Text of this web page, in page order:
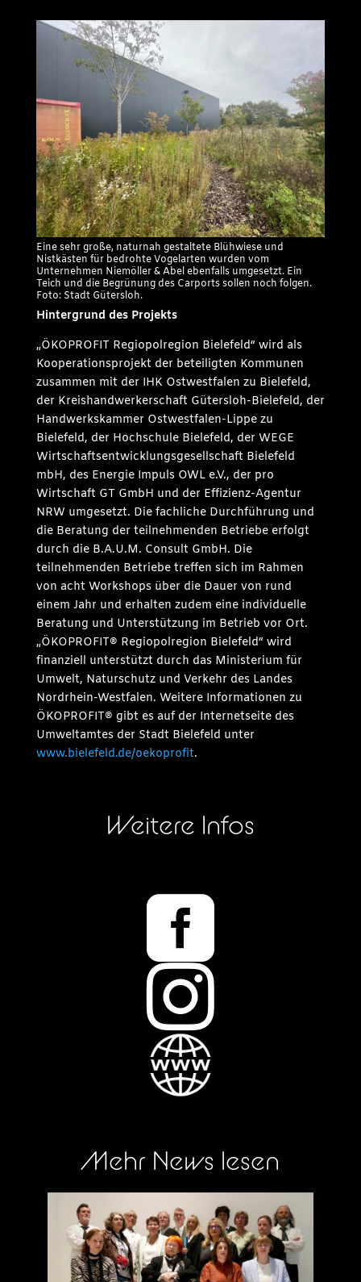
Eine sehr große, naturnah gestaltete Blühwiese und
Nistkästen für bedrohte Vogelarten wurden vom
Unternehmen Niemöller & Abel ebenfalls umgesetzt. Ein
Teich und die Begrünung des Carports sollen noch folgen.
Foto: Stadt Gütersloh.
Hintergrund des Projekts
„ÖKOPROFIT Regiopolregion Bielefeld“ wird als
Kooperationsprojekt der beteiligten Kommunen
zusammen mit der IHK Ostwestfalen zu Bielefeld,
der Kreishandwerkerschaft Gütersloh-Bielefeld, der
Handwerkskammer Ostwestfalen-Lippe zu
Bielefeld, der Hochschule Bielefeld, der WEGE
Wirtschaftsentwicklungsgesellschaft Bielefeld
mbH, des Energie Impuls OWL e.V., der pro
Wirtschaft GT GmbH und der Effizienz-Agentur
NRW umgesetzt. Die fachliche Durchführung und
die Beratung der teilnehmenden Betriebe erfolgt
durch die B.A.U.M. Consult GmbH. Die
teilnehmenden Betriebe treffen sich im Rahmen
von acht Workshops über die Dauer von rund
einem Jahr und erhalten zudem eine individuelle
Beratung und Unterstützung im Betrieb vor Ort.
„ÖKOPROFIT® Regiopolregion Bielefeld“ wird
finanziell unterstützt durch das Ministerium für
Umwelt, Naturschutz und Verkehr des Landes
Nordrhein-Westfalen. Weitere Informationen zu
ÖKOPROFIT® gibt es auf der Internetseite des
Umweltamtes der Stadt Bielefeld unter
www.bielefeld.de/oekoprofit.
Weitere Infos


Mehr News lesen